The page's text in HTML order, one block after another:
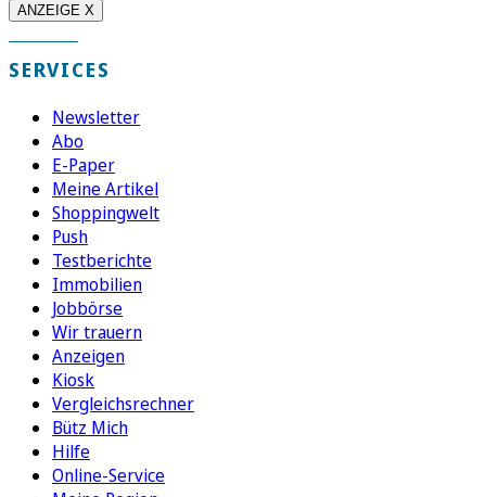
ANZEIGE X
SERVICES
Newsletter
Abo
E-Paper
Meine Artikel
Shoppingwelt
Push
Testberichte
Immobilien
Jobbörse
Wir trauern
Anzeigen
Kiosk
Vergleichsrechner
Bütz Mich
Hilfe
Online-Service